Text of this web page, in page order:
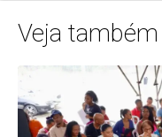
Veja também